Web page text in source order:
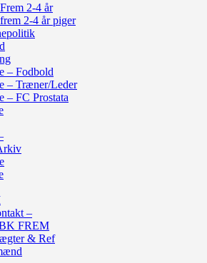
2-4 år
2-4 år piger
– Fodbold
– Træner/Leder
– FC Prostata
–
FREM
& Ref